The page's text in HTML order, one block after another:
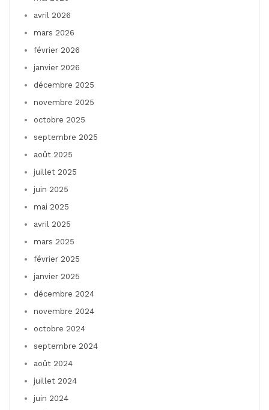
avril 2026
mars 2026
février 2026
janvier 2026
décembre 2025
novembre 2025
octobre 2025
septembre 2025
août 2025
juillet 2025
juin 2025
mai 2025
avril 2025
mars 2025
février 2025
janvier 2025
décembre 2024
novembre 2024
octobre 2024
septembre 2024
août 2024
juillet 2024
juin 2024